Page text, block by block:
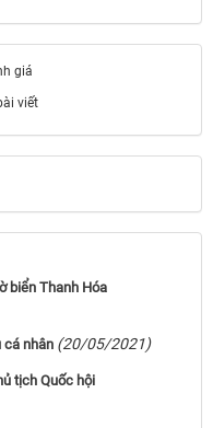
giá
viết
biển Thanh Hóa
cá nhân (20/05/2021)
tịch Quốc hội